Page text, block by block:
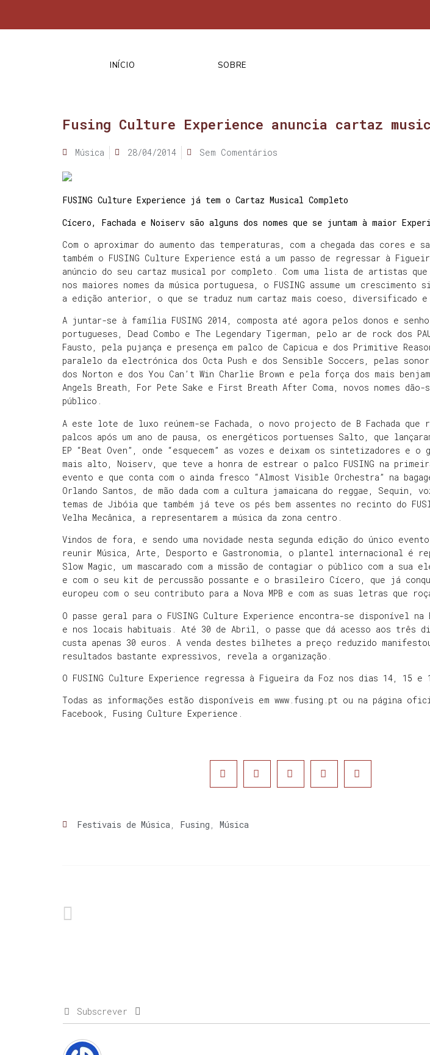
INÍCIO SOBRE
Fusing Culture Experience anuncia cartaz
Música 28/04/2014 Sem Comentários
FUSING Culture Experience já tem o Cartaz Musical Completo
Cícero, Fachada e Noiserv são alguns dos nomes que se juntam à maior
Com o aproximar do aumento das temperaturas, com a chegada das cores e
também o FUSING Culture Experience está a um passo de regressar à
anúncio do seu cartaz musical por completo. Com uma lista de artistas
nos maiores nomes da música portuguesa, o FUSING assume um
a edição anterior, o que se traduz num cartaz mais coeso, diversificado
A juntar-se à família FUSING 2014, composta até agora pelos donos e
portugueses, Dead Combo e The Legendary Tigerman, pelo ar de rock dos
Fausto, pela pujança e presença em palco de Capicua e dos Primitive
paralelo da electrónica dos Octa Push e dos Sensible Soccers, pelas
dos Norton e dos You Can’t Win Charlie Brown e pela força dos mais
Angels Breath, For Pete Sake e First Breath After Coma, novos nomes dão-
público.
A este lote de luxo reúnem-se Fachada, o novo projecto de B Fachada que
palcos após um ano de pausa, os energéticos portuenses Salto, que
EP “Beat Oven”, onde “esquecem” as vozes e deixam os sintetizadores e o
mais alto, Noiserv, que teve a honra de estrear o palco FUSING na
evento e que conta com o ainda fresco “Almost Visible Orchestra” na
Orlando Santos, de mão dada com a cultura jamaicana do reggae, Sequin,
temas de Jibóia que também já teve os pés bem assentes no recinto do
Velha Mecânica, a representarem a música da zona centro.
Vindos de fora, e sendo uma novidade nesta segunda edição do único
reunir Música, Arte, Desporto e Gastronomia, o plantel internacional é
Slow Magic, um mascarado com a missão de contagiar o público com a sua
e com o seu kit de percussão possante e o brasileiro Cícero, que já
europeu com o seu contributo para a Nova MPB e com as suas letras que
O passe geral para o FUSING Culture Experience encontra-se disponível
e nos locais habituais. Até 30 de Abril, o passe que dá acesso aos três
custa apenas 30 euros. A venda destes bilhetes a preço reduzido
resultados bastante expressivos, revela a organização.
O FUSING Culture Experience regressa à Figueira da Foz nos dias 14, 15 e
Todas as informações estão disponíveis em www.fusing.pt ou na página
Facebook, Fusing Culture Experience.
Festivais de Música Fusing Música
Subscrever